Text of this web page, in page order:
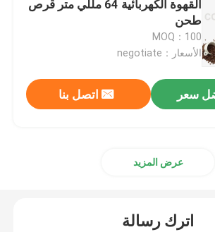
بالكبسولة
الأوتوماتيكي
القهوة الكهربائية 64 مللي متر قرص
طحن
MOQ：100
الأسعار：negotiate
سعر اتصل بنا
عرض المزيد
اترك رسالة